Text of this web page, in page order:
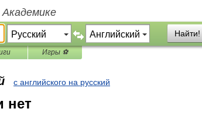
Академике
Найти!
Игры ⚽
с английского на русский
нет